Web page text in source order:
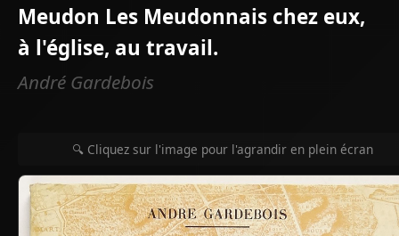
Meudon Les Meudonnais chez eux,
à l'église, au travail.
André Gardebois
🔍 Cliquez sur l'image pour l'agrandir en plein écran